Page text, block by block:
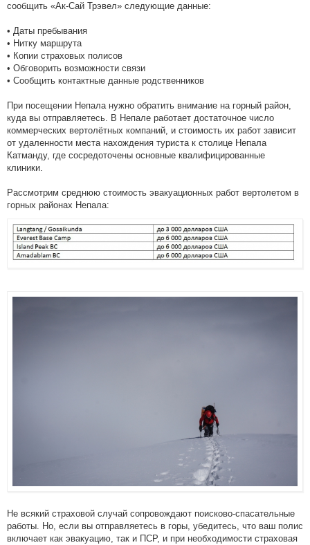
сообщить «Ак-Сай Трэвел» следующие данные:
• Даты пребывания
• Нитку маршрута
• Копии страховых полисов
• Обговорить возможности связи
• Сообщить контактные данные родственников
При посещении Непала нужно обратить внимание на горный район,
куда вы отправляетесь. В Непале работает достаточное число
коммерческих вертолётных компаний, и стоимость их работ зависит
от удаленности места нахождения туриста к столице Непала
Катманду, где сосредоточены основные квалифицированные
клиники.
Рассмотрим среднюю стоимость эвакуационных работ вертолетом в
горных районах Непала:
Не всякий страховой случай сопровождают поисково-спасательные
работы. Но, если вы отправляетесь в горы, убедитесь, что ваш полис
включает как эвакуацию, так и ПСР, и при необходимости страховая